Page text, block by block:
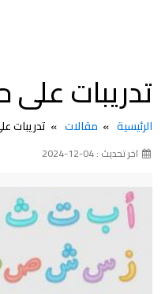
تدريبات
الرئيسية مقالات تدريبات
اخر تحديث : 04-12-2024